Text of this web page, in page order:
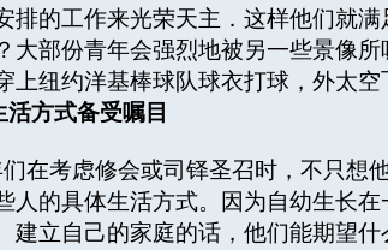
排的工作来光荣天主．这样他们就
大部份青年会强烈地被另一些景像
上纽约洋基棒球队球衣打球，外太
活方式备受嘱目
在考虑修会或司铎圣召时，不只想
人的具体生活方式。因为自幼生长
建立自己的家庭的话，他们能期望